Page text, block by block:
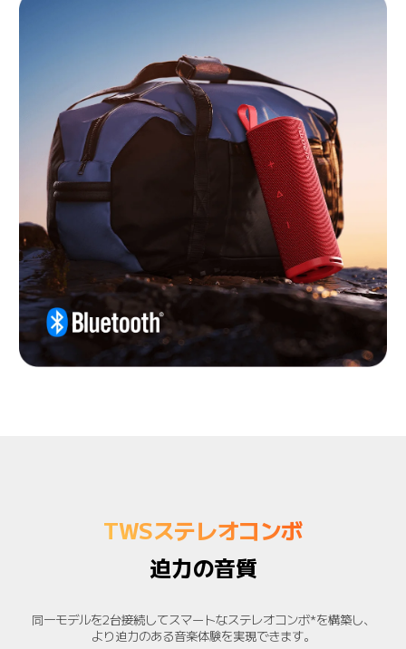
TWSステレオコンボ
迫力の音質
同一モデルを2台接続してスマートなステレオコンボ*を構築し、
より迫力のある音楽体験を実現できます。